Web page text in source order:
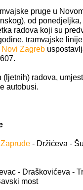
pruge u
od
radova koji su
tramvajske
Novi Zagreb
(ljetnih) radova,
autobusi.
Zapruđe - Držićeva -
- Draškovićeva -
most